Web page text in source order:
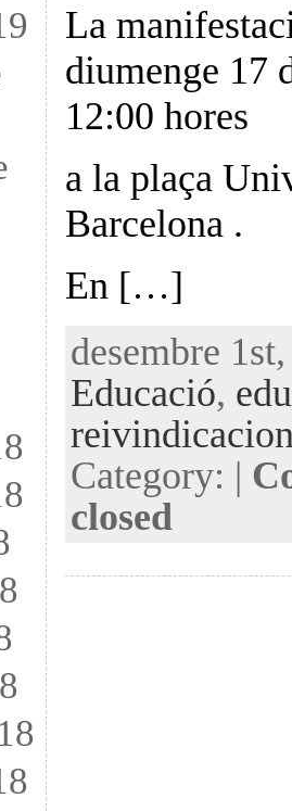
La
diumenge 17
12:00 hores
a la plaça
Barcelona .
En […]
desembre
Educació,
Category: |
closed